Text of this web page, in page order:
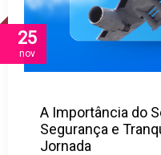
25
nov
A Importância do
Segurança e
Jornada